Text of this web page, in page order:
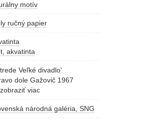
motív
ručný papier
akvatinta
Veľké divadlo'
dole Gažovič 1967
dole 11/20
zobraziť viac
národná galéria, SNG